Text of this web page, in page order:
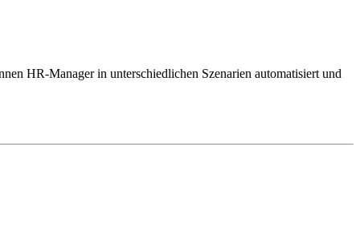
HR-Manager in unterschiedlichen Szenarien automatisiert und